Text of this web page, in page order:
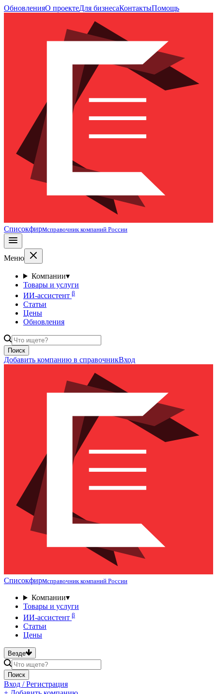
ОбновленияО проектеДля бизнесаКонтактыПомощь
Списокфирмсправочник компаний России
Меню
Компании▾
Товары и услуги
ИИ-ассистент β
Статьи
Цены
Обновления
Поиск
Добавить компанию в справочникВход
Списокфирмсправочник компаний России
Компании▾
Товары и услуги
ИИ-ассистент β
Статьи
Цены
Везде
Поиск
Вход / Регистрация